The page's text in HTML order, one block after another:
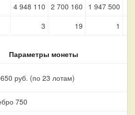
4 948 110 2 700 160
1 947 500
3 19 1
Параметры монеты
руб. (по 23 лотам)
750